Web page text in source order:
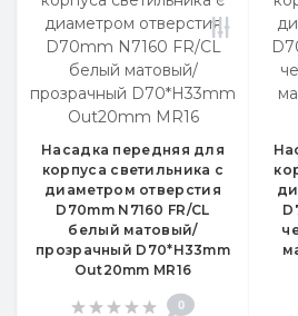
Насадка передняя для
корпуса светильника с
диаметром отверстия
D70mm N7160 FR/CL
белый матовый/
прозрачный D70*H33mm
Out20mm MR16
0